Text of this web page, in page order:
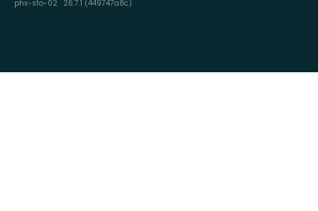
phx-sto-02 · 26.7.1 (449747a8c)